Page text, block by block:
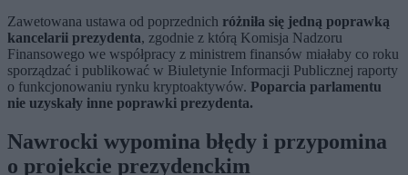
Zawetowana ustawa od poprzednich różniła się jedną poprawką
kancelarii prezydenta, zgodnie z którą Komisja Nadzoru
Finansowego we współpracy z ministrem finansów miałaby co roku
sporządzać i publikować w Biuletynie Informacji Publicznej raporty
o funkcjonowaniu rynku kryptoaktywów. Poparcia parlamentu
nie uzyskały inne poprawki prezydenta.
Nawrocki wypomina błędy i przypomina
o projekcie prezydenckim